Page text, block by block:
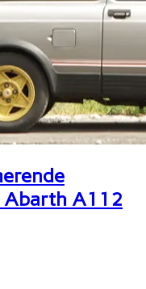
Abarth A112